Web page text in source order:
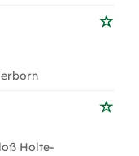
Holte-